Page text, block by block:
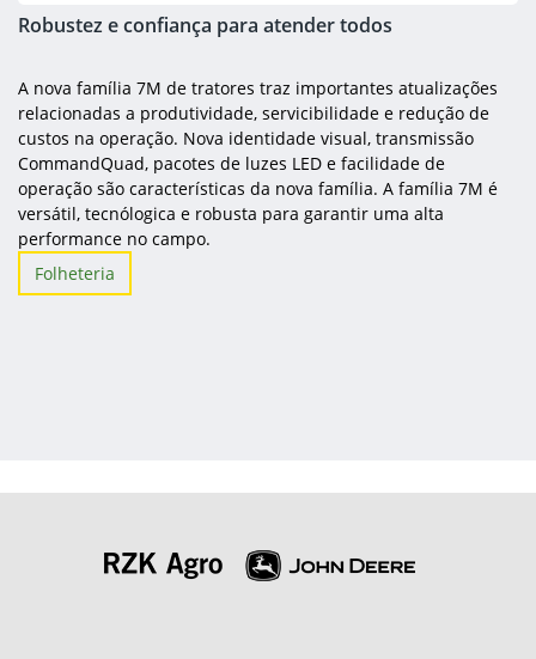
Robustez e confiança para atender todos
A nova família 7M de tratores traz importantes atualizações
relacionadas a produtividade, servicibilidade e redução de
custos na operação. Nova identidade visual, transmissão
CommandQuad, pacotes de luzes LED e facilidade de
operação são características da nova família. A família 7M é
versátil, tecnólogica e robusta para garantir uma alta
performance no campo.
Folheteria